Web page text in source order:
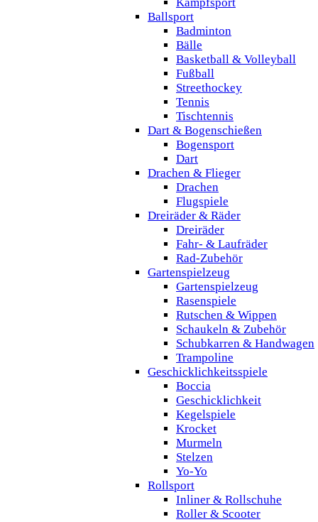
Ballsport
Badminton
Bälle
Basketball & Volleyball
Fußball
Streethockey
Tennis
Tischtennis
Dart & Bogenschießen
Bogensport
Dart
Drachen & Flieger
Drachen
Flugspiele
Dreiräder & Räder
Dreiräder
Fahr- & Laufräder
Rad-Zubehör
Gartenspielzeug
Gartenspielzeug
Rasenspiele
Rutschen & Wippen
Schaukeln & Zubehör
Schubkarren & Handwagen
Trampoline
Geschicklichkeitsspiele
Boccia
Geschicklichkeit
Kegelspiele
Krocket
Murmeln
Stelzen
Yo-Yo
Rollsport
Inliner & Rollschuhe
Roller & Scooter